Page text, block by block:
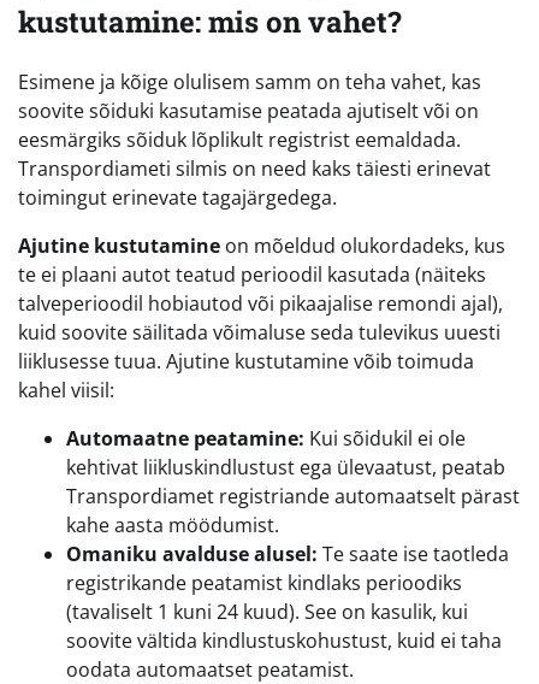
kustutamine: mis on vahet?
Esimene ja kõige olulisem samm on teha vahet, kas
soovite sõiduki kasutamise peatada ajutiselt või on
eesmärgiks sõiduk lõplikult registrist eemaldada.
Transpordiameti silmis on need kaks täiesti erinevat
toimingut erinevate tagajärgedega.
Ajutine kustutamine on mõeldud olukordadeks, kus
te ei plaani autot teatud perioodil kasutada (näiteks
talveperioodil hobiautod või pikaajalise remondi ajal),
kuid soovite säilitada võimaluse seda tulevikus uuesti
liiklusesse tuua. Ajutine kustutamine võib toimuda
kahel viisil:
Automaatne peatamine: Kui sõidukil ei ole
kehtivat liikluskindlustust ega ülevaatust, peatab
Transpordiamet registriande automaatselt pärast
kahe aasta möödumist.
Omaniku avalduse alusel: Te saate ise taotleda
registrikande peatamist kindlaks perioodiks
(tavaliselt 1 kuni 24 kuud). See on kasulik, kui
soovite vältida kindlustuskohustust, kuid ei taha
oodata automaatset peatamist.